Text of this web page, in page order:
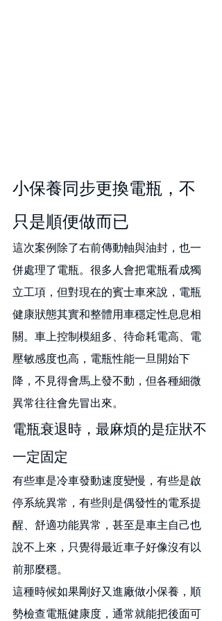
小保養同步更換電瓶，不
只是順便做而已
這次案例除了右前傳動軸與油封，也一
併處理了電瓶。很多人會把電瓶看成獨
立工項，但對現在的賓士車來說，電瓶
健康狀態其實和整體用車穩定性息息相
關。車上控制模組多、待命耗電高、電
壓敏感度也高，電瓶性能一旦開始下
降，不見得會馬上發不動，但各種細微
異常往往會先冒出來。
電瓶衰退時，最麻煩的是症狀不
一定固定
有些車是冷車發動速度變慢，有些是啟
停系統異常，有些則是偶發性的電系提
醒、舒適功能異常，甚至是車主自己也
說不上來，只覺得最近車子好像沒有以
前那麼穩。
這種時候如果剛好又進廠做小保養，順
勢檢查電瓶健康度，通常就能把後面可